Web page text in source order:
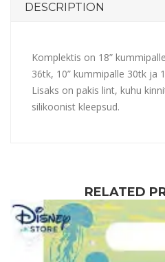
DESCRIPTION
Komplektis on 18”
36tk, 10” kummipalle 30tk ja
Lisaks on pakis lint, kuhu
silikoonist kleepsud.
RELATED